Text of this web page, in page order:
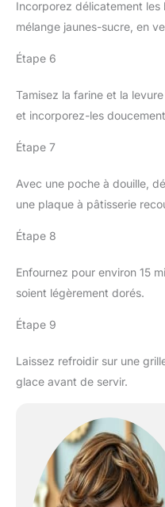
Incorporez délicatement les
mélange jaunes-sucre, en
Étape 6
Tamisez la farine et la
et incorporez-les doucement
Étape 7
Avec une poche à douille,
une plaque à pâtisserie
Étape 8
Enfournez pour environ 15
soient légèrement dorés.
Étape 9
Laissez refroidir sur une
glace avant de servir.